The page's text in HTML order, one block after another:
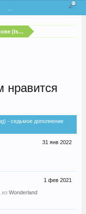
(Island Living) - седьмое
нравится
- седьмое дополнение
31 янв 2022
1 фев 2021
из Wonderland
...